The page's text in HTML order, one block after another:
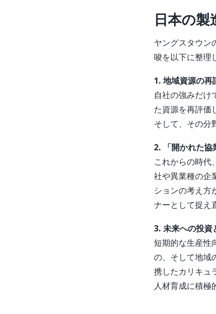
日本の製
ヤングスタウン
唆を以下に整理
1. 地域資源の再
自社の強みだけ
た資源を再評価
そして、その分
2. 「開かれた協
これからの時代
社や異業種の企
ションの考え方
ナーとして捉え
3. 未来への投資
短期的な生産性
の、そして地域
携したカリキュ
人材育成に積極